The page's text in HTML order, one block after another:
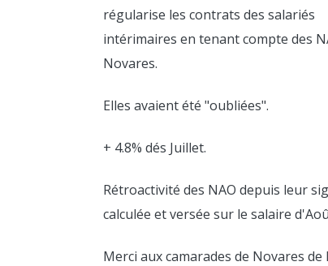
régularise les contrats des salariés
intérimaires en tenant compte des
Novares.
Elles avaient été "oubliées".
+ 4.8% dés Juillet.
Rétroactivité des NAO depuis leur
calculée et versée sur le salaire
Merci aux camarades de Novares de